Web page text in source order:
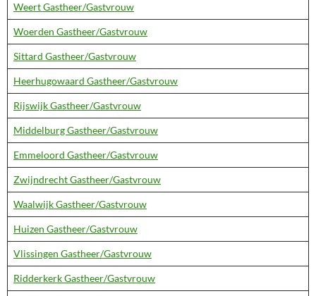
Weert Gastheer/Gastvrouw
Woerden Gastheer/Gastvrouw
Sittard Gastheer/Gastvrouw
Heerhugowaard Gastheer/Gastvrouw
Rijswijk Gastheer/Gastvrouw
Middelburg Gastheer/Gastvrouw
Emmeloord Gastheer/Gastvrouw
Zwijndrecht Gastheer/Gastvrouw
Waalwijk Gastheer/Gastvrouw
Huizen Gastheer/Gastvrouw
Vlissingen Gastheer/Gastvrouw
Ridderkerk Gastheer/Gastvrouw